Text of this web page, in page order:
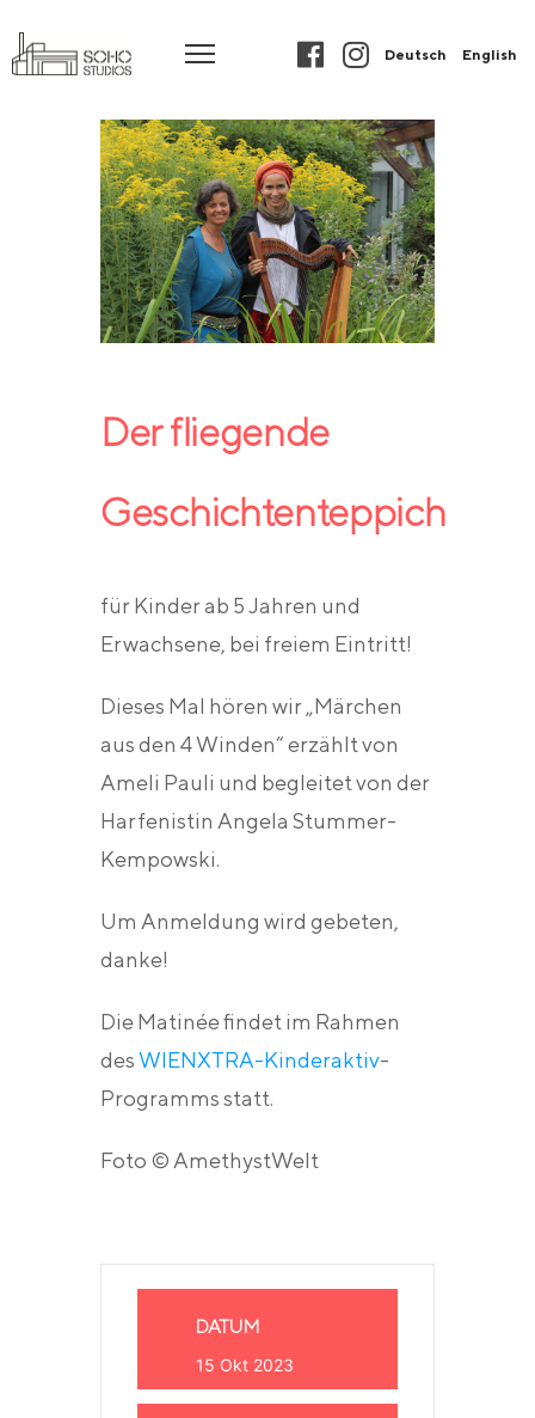
Deutsch English
Der fliegende
Geschichtenteppich
für Kinder ab 5 Jahren und
Erwachsene, bei freiem Eintritt!
Dieses Mal hören wir „Märchen
aus den 4 Winden“ erzählt von
Ameli Pauli und begleitet von der
Harfenistin Angela Stummer-
Kempowski.
Um Anmeldung wird gebeten,
danke!
Die Matinée findet im Rahmen
desWIENXTRA-Kinderaktiv-
Programms statt.
Foto © AmethystWelt
DATUM
15 Okt 2023